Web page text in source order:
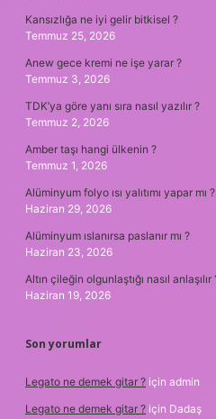
Kansızlığa ne iyi gelir bitkisel ?
Temmuz 25, 2026
Anew gece kremi ne işe yarar ?
Temmuz 3, 2026
TDK’ya göre yanı sıra nasıl yazılır ?
Temmuz 2, 2026
Amber taşı hangi ülkenin ?
Temmuz 1, 2026
Alüminyum folyo ısı yalıtımı yapar mı ?
Haziran 29, 2026
Alüminyum ıslanırsa paslanır mı ?
Haziran 23, 2026
Altın çileğin olgunlaştığı nasıl anlaşılır
Haziran 19, 2026
Son yorumlar
Legato ne demek gitar ? için admin
Legato ne demek gitar ? için Dadaş